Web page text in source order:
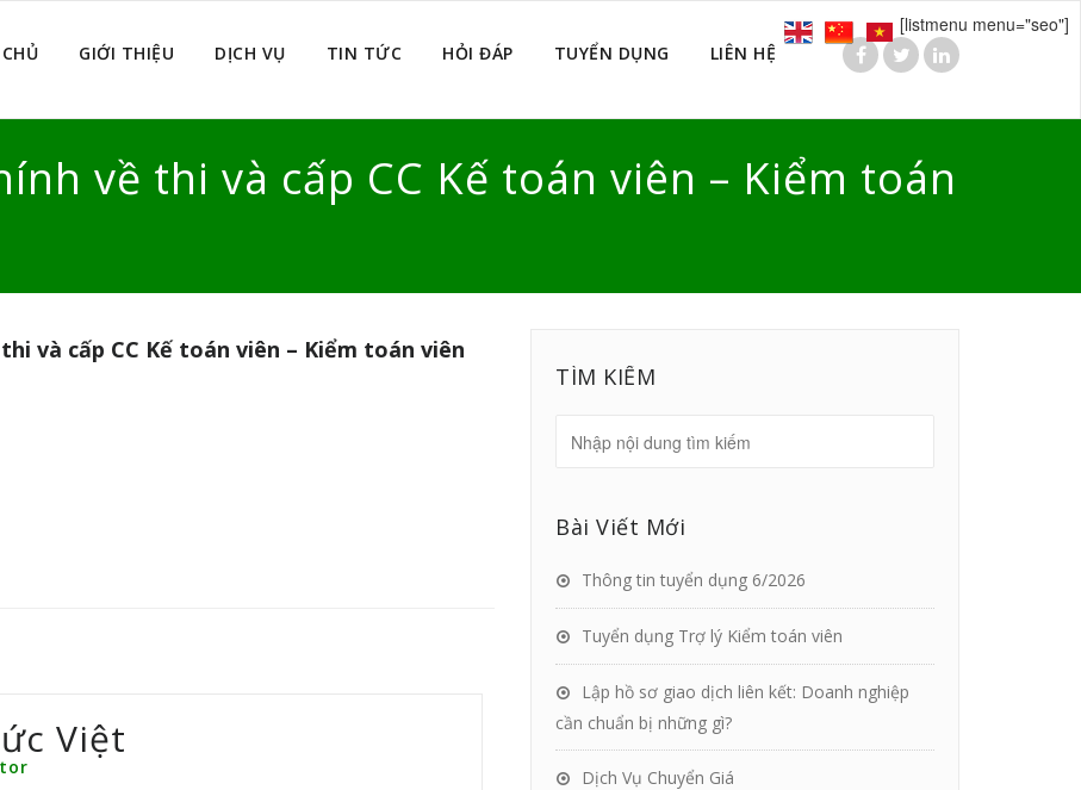
GIỚI THIỆU DỊCH VỤ TIN TỨC HỎI ĐÁP TUYỂN DỤNG LIÊN HỆ
về thi và cấp CC Kế toán viên – Kiểm toán
và cấp CC Kế toán viên – Kiểm toán viên
Việt
TÌM KIẾM
Bài Viết Mới
Thông tin tuyển dụng 6/2026
Tuyển dụng Trợ lý Kiểm toán viên
Lập hồ sơ giao dịch liên kết: Doanh nghiệp
cần chuẩn bị những gì?
Dịch Vụ Chuyển Giá
[listmenu menu="seo"]